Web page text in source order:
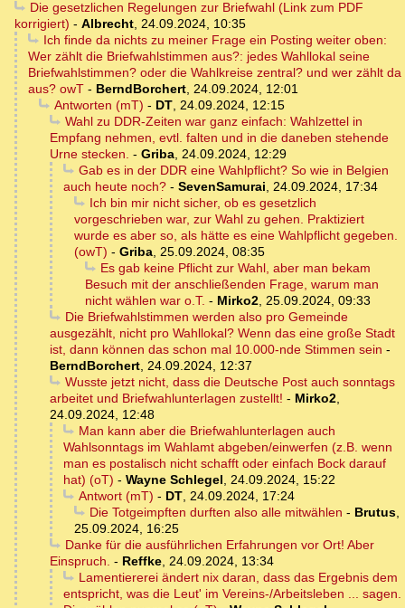
Die gesetzlichen Regelungen zur Briefwahl (Link zum PDF
korrigiert) - Albrecht, 24.09.2024, 10:35
Ich finde da nichts zu meiner Frage ein Posting weiter oben:
Wer zählt die Briefwahlstimmen aus?: jedes Wahllokal seine
Briefwahlstimmen? oder die Wahlkreise zentral? und wer zählt da
aus? owT - BerndBorchert, 24.09.2024, 12:01
Antworten (mT) - DT, 24.09.2024, 12:15
Wahl zu DDR-Zeiten war ganz einfach: Wahlzettel in
Empfang nehmen, evtl. falten und in die daneben stehende
Urne stecken. - Griba, 24.09.2024, 12:29
Gab es in der DDR eine Wahlpflicht? So wie in Belgien
auch heute noch? - SevenSamurai, 24.09.2024, 17:34
Ich bin mir nicht sicher, ob es gesetzlich
vorgeschrieben war, zur Wahl zu gehen. Praktiziert
wurde es aber so, als hätte es eine Wahlpflicht gegeben.
(owT) - Griba, 25.09.2024, 08:35
Es gab keine Pflicht zur Wahl, aber man bekam
Besuch mit der anschließenden Frage, warum man
nicht wählen war o.T. - Mirko2, 25.09.2024, 09:33
Die Briefwahlstimmen werden also pro Gemeinde
ausgezählt, nicht pro Wahllokal? Wenn das eine große Stadt
ist, dann können das schon mal 10.000-nde Stimmen sein -
BerndBorchert, 24.09.2024, 12:37
Wusste jetzt nicht, dass die Deutsche Post auch sonntags
arbeitet und Briefwahlunterlagen zustellt! - Mirko2,
24.09.2024, 12:48
Man kann aber die Briefwahlunterlagen auch
Wahlsonntags im Wahlamt abgeben/einwerfen (z.B. wenn
man es postalisch nicht schafft oder einfach Bock darauf
hat) (oT) - Wayne Schlegel, 24.09.2024, 15:22
Antwort (mT) - DT, 24.09.2024, 17:24
Die Totgeimpften durften also alle mitwählen - Brutus,
25.09.2024, 16:25
Danke für die ausführlichen Erfahrungen vor Ort! Aber
Einspruch. - Reffke, 24.09.2024, 13:34
Lamentiererei ändert nix daran, dass das Ergebnis dem
entspricht, was die Leut' im Vereins-/Arbeitsleben ... sagen.